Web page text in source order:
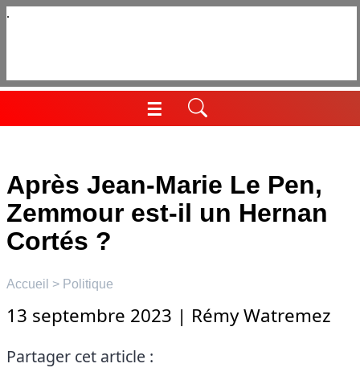
Aller
☰
Menu
Après Jean-Marie Le Pen,
Zemmour est-il un Hernan
Cortés ?
Accueil > Politique
13 septembre 2023 | Rémy Watremez
Partager cet article :